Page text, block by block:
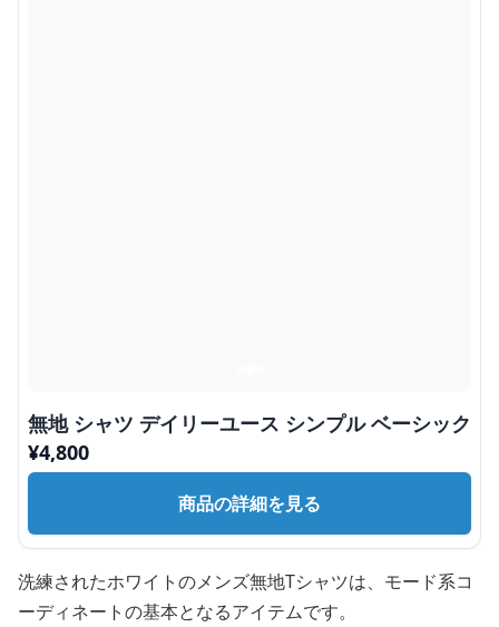
無地 シャツ デイリーユース シンプル ベーシック
¥4,800
商品の詳細を見る
洗練されたホワイトのメンズ無地Tシャツは、モード系コ
ーディネートの基本となるアイテムです。